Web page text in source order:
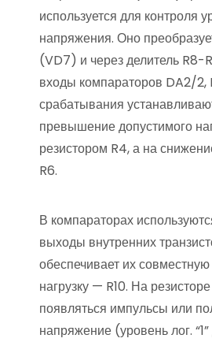
используется для контроля
напряжения. Оно
(VD7) и через делитель R8-
входы компараторов DA2/2,
срабатывания
превышение допустимого
резистором R4, а на
R6.
В компараторах
выходы внутренних
обеспечивает их
нагрузку — R10. На резисторе
появляться импульсы или
напряжение (уровень лог.